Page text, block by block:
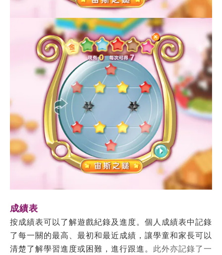
成績表
按成績表可以了解遊戲紀錄及進度。個人成績表中記錄
了每一關的最高、最初和最近成績，讓學童和家長可以
清楚了解學習進度或困難，進行跟進。
此外亦記錄了一